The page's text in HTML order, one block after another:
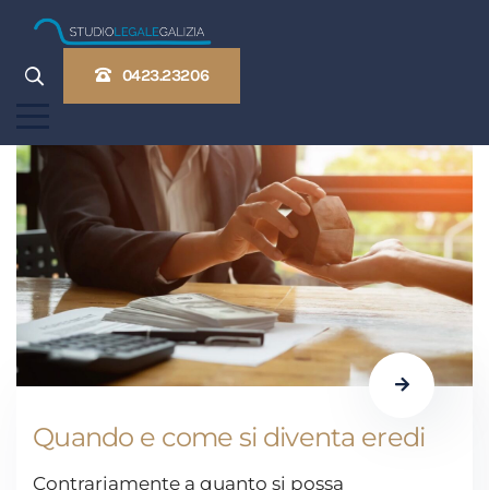
0423.23206
Quando e come si diventa eredi
Contrariamente a quanto si possa